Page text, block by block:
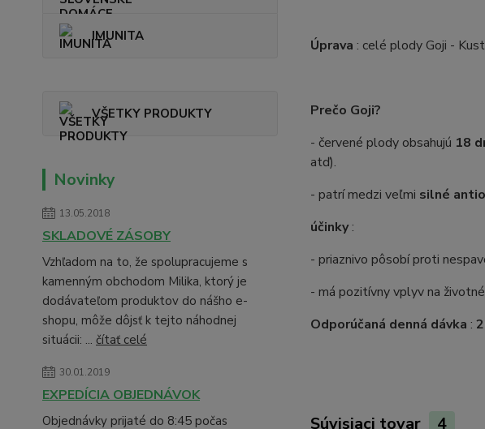
IMUNITA
VŠETKY PRODUKTY
Novinky
13.05.2018
SKLADOVÉ ZÁSOBY
Vzhľadom na to, že spolupracujeme s
kamenným obchodom Milika, ktorý je
dodávateľom produktov do nášho e-
shopu, môže dôjsť k tejto náhodnej
situácii: ... čítať celé
30.01.2019
EXPEDÍCIA OBJEDNÁVOK
Objednávky prijaté do 8:45 počas
Úprava : celé plody Goji -
Prečo Goji?
- červené plody obsahujú 18
atď).
- patrí medzi veľmi silné
účinky:
- priaznivo pôsobí proti
- má pozitívny vplyv na
Odporúčaná denná dávka :
Súvisiaci tovar 4